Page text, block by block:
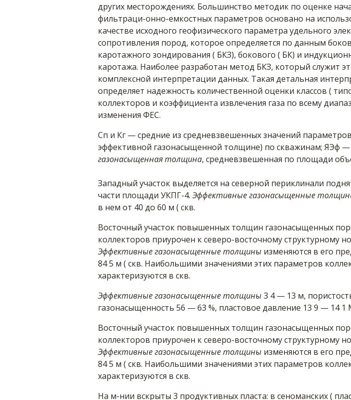
других месторождениях. Большинство методик по оценке
фильтраци-онно-емкостных параметров основано на
качестве исходного геофизического параметра удельного
сопротивления пород, которое определяется по данным
каротажного зондирования ( БКЗ), бокового ( БК) и
каротажа. Наиболее разработан метод БКЗ, который служит
комплексной интерпретации данных. Такая детальная
определяет надежность количественной оценки классов (
коллекторов и коэффициента извлечения газа по всему
изменения ФЕС.
Сп и Кг — средние из средневзвешенных значений
эффективной газонасыщенной толщине) по скважинам; ЯЭф —
газонасыщенная толщина, средневзвешенная по площади
Западный участок выделяется на северной периклинали
части площади УКПГ-4. Эффективные газонасыщенные
в нем от 40 до 60 м ( скв.
Восточный участок повышенных толщин газонасыщенных
коллекторов приурочен к северо-восточному структурному
Эффективные газонасыщенные толщины изменяются в его
84 5 м ( скв. Наибольшими значениями этих параметров
характеризуются в скв.
Эффективные газонасыщенные толщины 3 4 — 13 м,
газонасыщенность 56 — 63 %, пластовое давление 13 9 — 14 1
Восточный участок повышенных толщин газонасыщенных
коллекторов приурочен к северо-восточному структурному
Эффективные газонасыщенные толщины изменяются в его
84 5 м ( скв. Наибольшими значениями этих параметров
характеризуются в скв.
На м-нии вскрыты 3 продуктивных пласта: в сеноманских (